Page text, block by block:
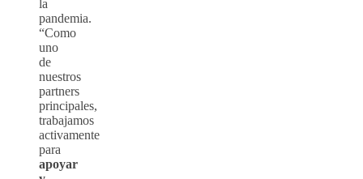
la
pandemia.
“Como
uno
de
nuestros
partners
principales,
trabajamos
activamente
para
apoyar